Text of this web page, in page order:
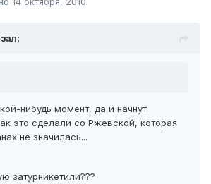
нибудь момент, да и начнут
это сделали со Ржевской, которая
не значилась...
затурникетили???